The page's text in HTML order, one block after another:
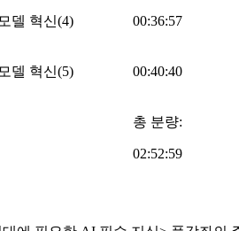
델 혁신(4) 00:36:57
델 혁신(5) 00:40:40
총 분량:
02:52:59